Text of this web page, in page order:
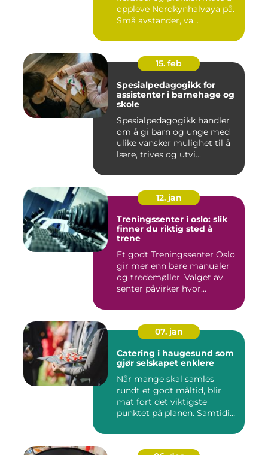
oppleve Nordkynhalvøya på.
Små avstander, va...
15. feb
Spesialpedagogikk for
assistenter i barnehage og
skole
Spesialpedagogikk handler
om å gi barn og unge med
ulike vansker mulighet til å
lære, trives og utvi...
12. jan
Treningssenter i oslo: slik
finner du riktig sted å
trene
Et godt Treningssenter Oslo
gir mer enn bare manualer
og tredemøller. Valget av
senter påvirker hvor...
07. jan
Catering i haugesund som
gjør selskapet enklere
Når mange skal samles
rundt et godt måltid, blir
mat fort det viktigste
punktet på planen. Samtidig